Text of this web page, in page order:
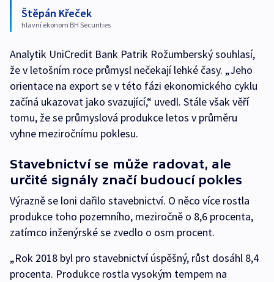
Štěpán Křeček
hlavní ekonom BH Securities
Analytik UniCredit Bank Patrik Rožumberský souhlasí,
že v letošním roce průmysl nečekají lehké časy. „Jeho
orientace na export se v této fázi ekonomického cyklu
začíná ukazovat jako svazující,“ uvedl. Stále však věří
tomu, že se průmyslová produkce letos v průměru
vyhne meziročnímu poklesu.
Stavebnictví se může radovat, ale
určité signály značí budoucí pokles
Výrazně se loni dařilo stavebnictví. O něco více rostla
produkce toho pozemního, meziročně o 8,6 procenta,
zatímco inženýrské se zvedlo o osm procent.
„Rok 2018 byl pro stavebnictví úspěšný, růst dosáhl 8,4
procenta. Produkce rostla vysokým tempem na